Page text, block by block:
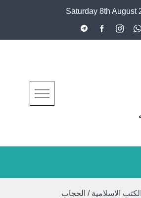
Saturday 8th August
الكتب الاسلامية / الحجاب